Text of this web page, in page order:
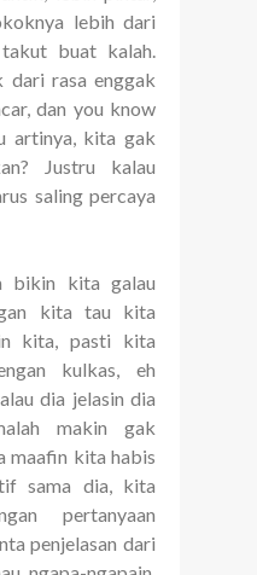
lebih dari
buat kalah.
dari rasa enggak
dan you know
artinya, kita gak
Justru kalau
saling percaya
bikin kita galau
kita tau kita
kita, pasti kita
kulkas, eh
dia jelasin dia
makin gak
maafin kita habis
sama dia, kita
pertanyaan
penjelasan dari